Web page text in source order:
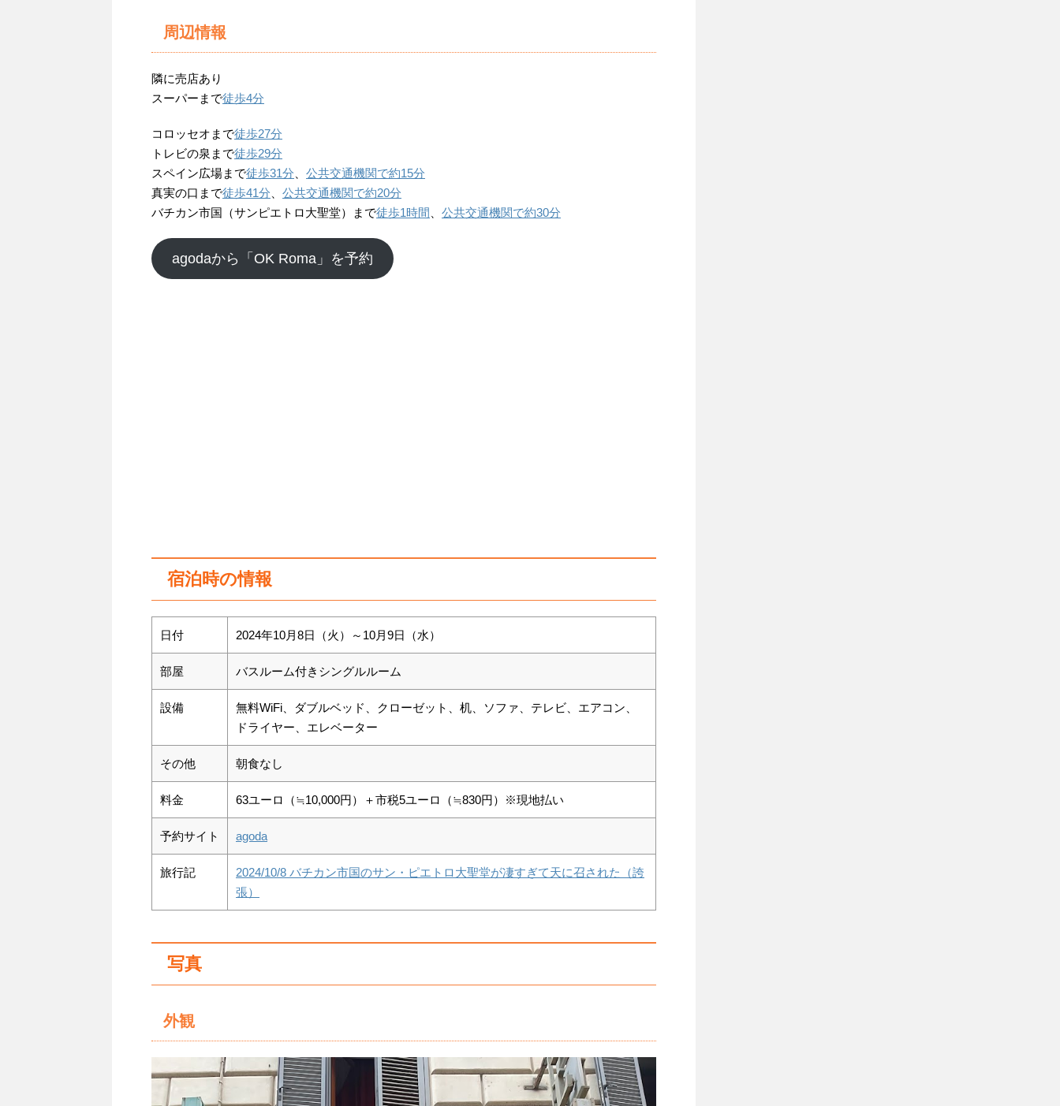
周辺情報
隣に売店あり
スーパーまで徒歩4分
コロッセオまで徒歩27分
トレビの泉まで徒歩29分
スペイン広場まで徒歩31分
公共交通機関で約15分
真実の口まで徒歩41分
公共交通機関で約20分
バチカン市国（サンピエトロ大聖堂）まで徒歩1時間 公共交通機関で約30分
agodaから「OK Roma」を予約
宿泊時の情報
日付 2024年10月8日（火）～10月9日（水）
部屋 バスルーム付きシングルルーム
設備
無料WiFi、ダブルベッド、クローゼット、机、ソファ、テレビ、エアコン、
ドライヤー、エレベーター
その他 朝食なし
料金 63ユーロ（≒10,000円）＋市税5ユーロ（≒830円）※現地払い
予約サイト agoda
旅行記
2024/10/8 バチカン市国のサン・ピエトロ大聖堂が凄すぎて天に召された（誇
張）
写真
外観